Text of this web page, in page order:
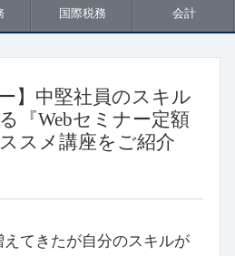
国際税務 会計
】中堅社員のスキル
『Webセミナー定額
スメ講座をご紹介
えてきたが自分のスキルが